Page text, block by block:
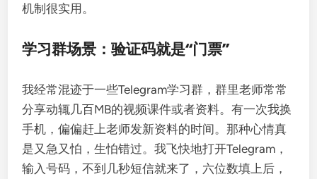
机制很实用。
学习群场景：验证码就是“门票”
我经常混迹于一些Telegram学习群，群里老师常常
分享动辄几百MB的视频课件或者资料。有一次我换
手机，偏偏赶上老师发新资料的时间。那种心情真
是又急又怕，生怕错过。我飞快地打开Telegram，
输入号码，不到几秒短信就来了，六位数填上后，